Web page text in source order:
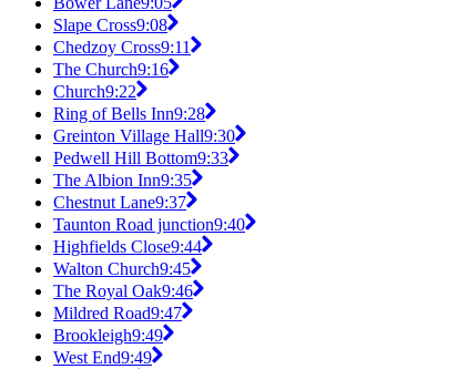
Slape Cross9:08
Chedzoy Cross9:11
The Church9:16
Church9:22
Ring of Bells Inn9:28
Greinton Village Hall9:30
Pedwell Hill Bottom9:33
The Albion Inn9:35
Chestnut Lane9:37
Taunton Road junction9:40
Highfields Close9:44
Walton Church9:45
The Royal Oak9:46
Mildred Road9:47
Brookleigh9:49
West End9:49